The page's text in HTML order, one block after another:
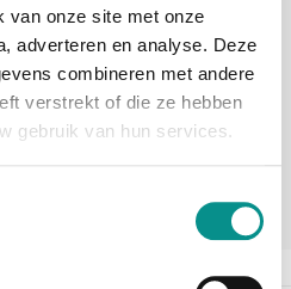
van onze site met onze
adverteren en analyse. Deze
combineren met andere
verstrekt of die ze hebben
gebruik van hun services.
beoordelingen